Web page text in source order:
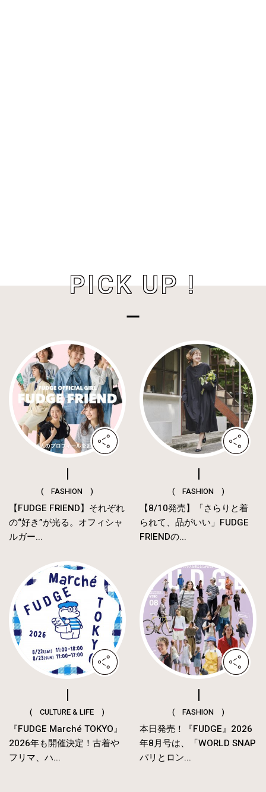
PICK UP !
( FASHION )
【FUDGE FRIEND】それぞれ
の“好き”が光る。オフィシャ
ルガー...
( FASHION )
【8/10発売】「さらりと着
られて、品がいい」FUDGE
FRIENDの...
( CULTURE & LIFE )
『FUDGE Marché TOKYO』
2026年も開催決定！古着や
フリマ、ハ...
( FASHION )
本日発売！『FUDGE』2026
年8月号は、「WORLD SNAP
パリとロン...